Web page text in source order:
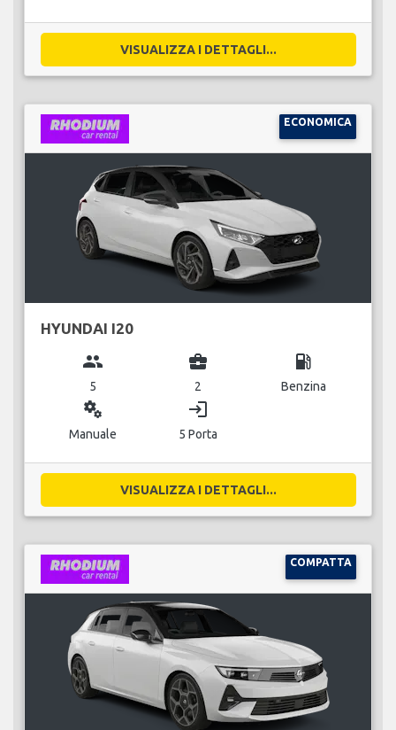
VISUALIZZA I DETTAGLI...
ECONOMICA
HYUNDAI I20
group
5
business_center
2
local_gas_station
Benzina
miscellaneous_services
Manuale
login
5 Porta
VISUALIZZA I DETTAGLI...
COMPATTA